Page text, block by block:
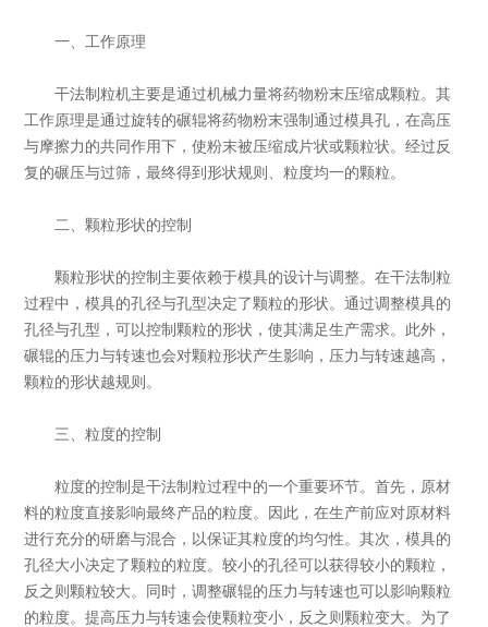
一、工作原理
干法制粒机主要是通过机械力量将药物粉末压缩成颗粒。其
工作原理是通过旋转的碾辊将药物粉末强制通过模具孔，在高压
与摩擦力的共同作用下，使粉末被压缩成片状或颗粒状。经过反
复的碾压与过筛，最终得到形状规则、粒度均一的颗粒。
二、颗粒形状的控制
颗粒形状的控制主要依赖于模具的设计与调整。在干法制粒
过程中，模具的孔径与孔型决定了颗粒的形状。通过调整模具的
孔径与孔型，可以控制颗粒的形状，使其满足生产需求。此外，
碾辊的压力与转速也会对颗粒形状产生影响，压力与转速越高，
颗粒的形状越规则。
三、粒度的控制
粒度的控制是干法制粒过程中的一个重要环节。首先，原材
料的粒度直接影响最终产品的粒度。因此，在生产前应对原材料
进行充分的研磨与混合，以保证其粒度的均匀性。其次，模具的
孔径大小决定了颗粒的粒度。较小的孔径可以获得较小的颗粒，
反之则颗粒较大。同时，调整碾辊的压力与转速也可以影响颗粒
的粒度。提高压力与转速会使颗粒变小，反之则颗粒变大。为了